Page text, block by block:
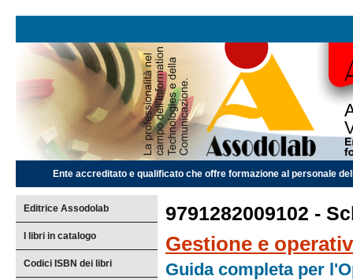
Ente accreditato e qualificato che offre formazione al personale
Editrice Assodolab
I libri in catalogo
Codici ISBN dei libri
9791282009102 -
Gestione e
Guida completa per